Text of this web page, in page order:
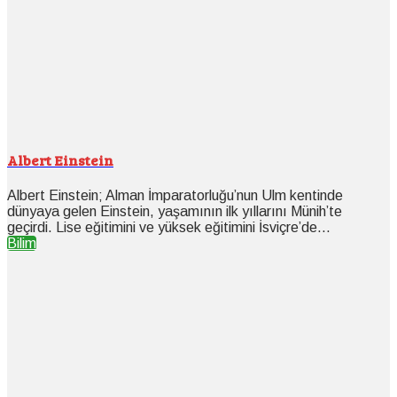
Albert Einstein
Albert Einstein; Alman İmparatorluğu’nun Ulm kentinde
dünyaya gelen Einstein, yaşamının ilk yıllarını Münih’te
geçirdi. Lise eğitimini ve yüksek eğitimini İsviçre’de...
Bilim